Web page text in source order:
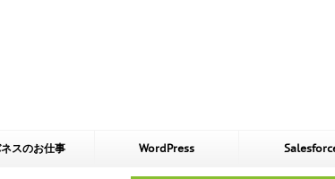
スのお仕事 WordPress